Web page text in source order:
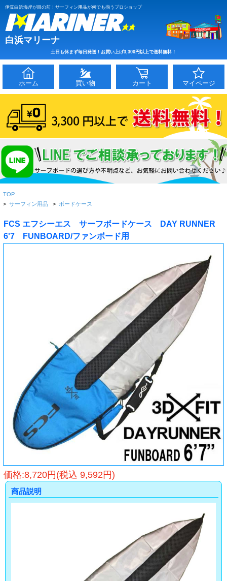
伊豆白浜海岸が目の前！サーフィン用品が何でも揃うプロショップ
白浜マリーナ
土日も休まず毎日発送！お買い上げ3,300円以上で送料無料！
ホーム 買い物 カート マイページ
TOP
> サーフィン用品 > ボードケース
FCS エフシーエス サーフボードケース DAY RUNNER
6'7 FUNBOARD/ファンボード用
価格:8,720円(税込 9,592円)
商品説明